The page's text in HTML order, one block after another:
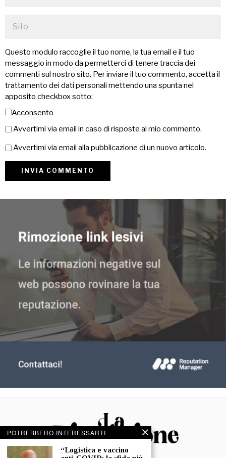
Questo modulo raccoglie il tuo nome, la tua email e il tuo
messaggio in modo da permetterci di tenere traccia dei
commenti sul nostro sito. Per inviare il tuo commento, accetta il
trattamento dei dati personali mettendo una spunta nel
apposito checkbox sotto:
Acconsento
Avvertimi via email in caso di risposte al mio commento.
Avvertimi via email alla pubblicazione di un nuovo articolo.
POTREBBERO INTERESSARTI
“Logistica e vaccino